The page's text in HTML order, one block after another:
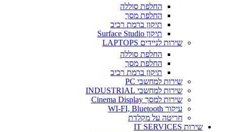
החלפת סוללה
החלפת מסך
תיקון ברמת רכיב
תיקון Surface Studio
שירות לניידים LAPTOPS
החלפת סוללה
החלפת מסך
תיקון ברמת רכיב
שירות למחשבי PC
שירות למחשבי INDUSTRIAL
שירות למסך Cinema Display
עיקור WI-FI, Bluetooth
חריטה על מקלדת
שירות IT SERVICES